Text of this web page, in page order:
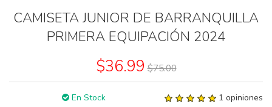
CAMISETA JUNIOR DE BARRANQUILLA
PRIMERA EQUIPACIÓN 2024
$36.99 $75.00
En Stock 1 opiniones